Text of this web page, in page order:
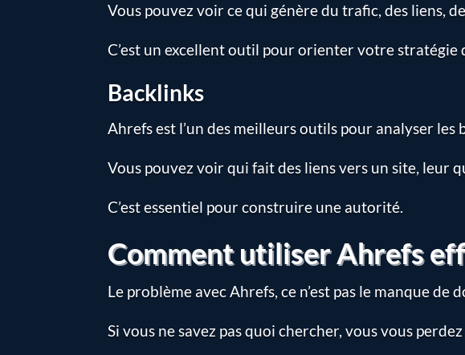
Vous pouvez voir ce qui génère du trafic, des liens,
C’est un excellent outil pour orienter votre stratégie
Backlinks
Ahrefs est l’un des meilleurs outils pour analyser les
Vous pouvez voir qui fait des liens vers un site, leur
C’est essentiel pour construire une autorité.
Comment utiliser Ahrefs
Le problème avec Ahrefs, ce n’est pas le manque de
Si vous ne savez pas quoi chercher, vous vous